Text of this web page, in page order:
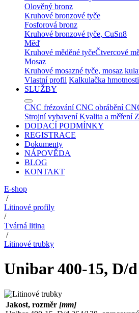
Olověný bronz
Kruhové bronzové tyče
Fosforová bronz
Kruhové bronzové tyče, CuSn8
Měď
Kruhové měděné tyčeČtvercové
Mosaz
Kruhové mosazné tyče, mosaz
Vlastní profil Kalkulačka hmotnosti
SLUŽBY
CNC frézování CNC obrábění
Strojní vybavení Kvalita a měření
DODACÍ PODMÍNKY
REGISTRACE
Dokumenty
NÁPOVĚDA
BLOG
KONTAKT
E-shop
/
Litinové profily
/
Tvárná litina
/
Litinové trubky
Unibar 400-15, D/
Jakost, rozměr [mm]